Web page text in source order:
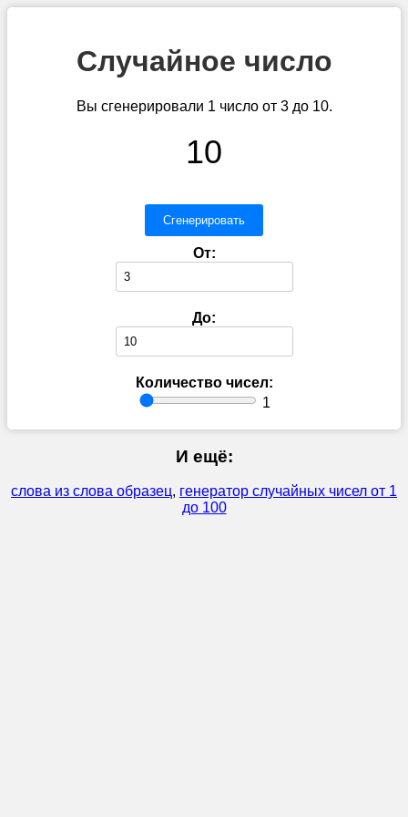
Случайное число
Вы сгенерировали 1 число от 3 до 10.
10
Сгенерировать
От:
До:
Количество чисел:
1
И ещё:
слова из слова образец, генератор случайных чисел от 1
до 100